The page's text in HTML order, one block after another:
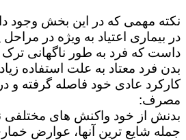
نکته مهمی که در این بخش وجود
در بیماری اعتیاد به ویژه در مراحل
داست که فرد به طور ناگهانی ترک
بدن فرد معتاد به علت استفاده
کارکرد عادی خود فاصله گرفته و
مصرف:
بدنش از خود واکنش های مختلفی
جمله شایع ترین آنها، عوارض